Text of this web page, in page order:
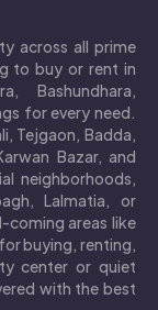
across all prime
to buy or rent in
Bashundhara,
for every need.
Tejgaon, Badda,
Bazar, and
neighborhoods,
Lalmatia, or
coming areas like
buying, renting,
center or quiet
with the best